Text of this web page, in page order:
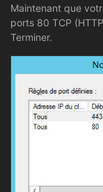
Maintenant que
ports 80 TCP
Terminer.